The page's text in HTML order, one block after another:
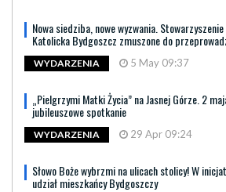
Nowa siedziba, nowe wyzwania.
Katolicka Bydgoszcz zmuszone do
WYDARZENIA 5 May 09:37
„Pielgrzymi Matki Życia” na Jasnej Górze. 2
jubileuszowe spotkanie
WYDARZENIA 29 Apr 09:24
Słowo Boże wybrzmi na ulicach stolicy! W
udział mieszkańcy Bydgoszczy